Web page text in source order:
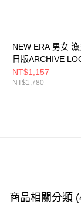
NEW ERA 男女 漁
日版ARCHIVE
NE NE14201401
NT$1,157
NT$1,780
商品相關分類